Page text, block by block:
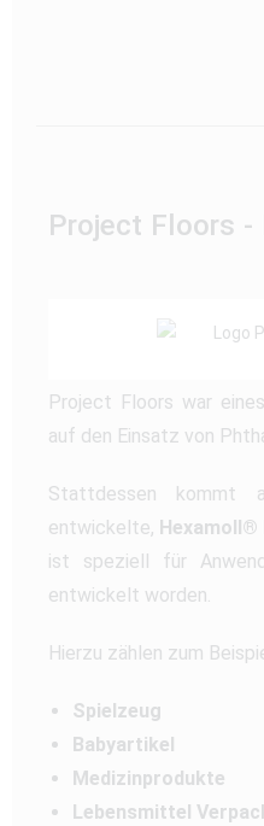
Project Floors -
Project Floors war
auf den Einsatz von
Stattdessen kommt
entwickelte, Hexamoll®
ist speziell für
entwickelt worden.
Hierzu zählen zum
Spielzeug
Babyartikel
Medizinprodukte
Lebensmittel